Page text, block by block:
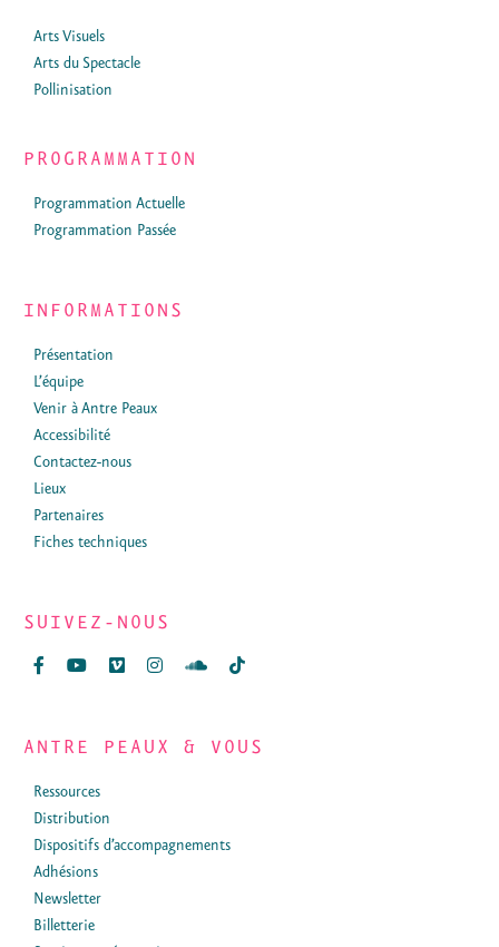
Arts Visuels
Arts du Spectacle
Pollinisation
PROGRAMMATION
Programmation Actuelle
Programmation Passée
INFORMATIONS
Présentation
L’équipe
Venir à Antre Peaux
Accessibilité
Contactez-nous
Lieux
Partenaires
Fiches techniques
SUIVEZ-NOUS
ANTRE PEAUX & VOUS
Ressources
Distribution
Dispositifs d’accompagnements
Adhésions
Newsletter
Billetterie